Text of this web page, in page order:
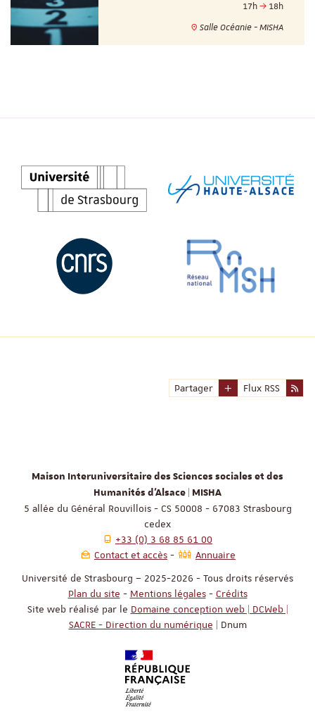
17h
18h
Salle Océanie - MISHA
Partager Flux RSS
Maison Interuniversitaire des Sciences sociales et des
Humanités d'Alsace | MISHA
5 allée du Général Rouvillois - CS 50008 - 67083 Strasbourg
cedex
+33 (0) 3 68 85 61 00
Contact et accès
Annuaire
Université de Strasbourg – 2025-2026 - Tous droits réservés
Plan du site - Mentions légales- Crédits
Site web réalisé par le Domaine conception web | DCWeb |
SACRE - Direction du numérique | Dnum